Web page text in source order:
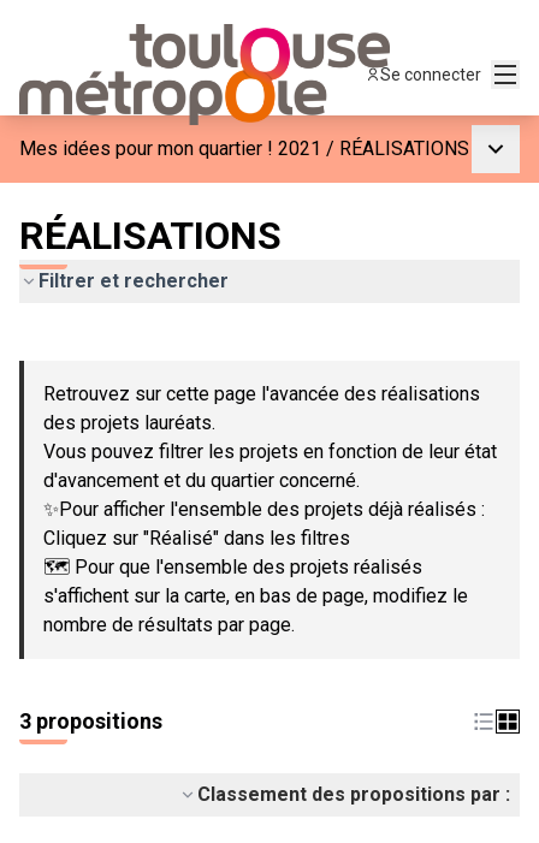
Se connecter
Mes idées pour mon quartier ! 2021 / RÉALISATIONS
RÉALISATIONS
Filtrer et rechercher
−
Retrouvez sur cette page l'avancée des réalisations
des projets lauréats.
Vous pouvez filtrer les projets en fonction de leur état
d'avancement et du quartier concerné.
✨Pour afficher l'ensemble des projets déjà réalisés :
Cliquez sur "Réalisé" dans les filtres
🗺️ Pour que l'ensemble des projets réalisés
s'affichent sur la carte, en bas de page, modifiez le
nombre de résultats par page.
3 propositions
Classement des propositions par :